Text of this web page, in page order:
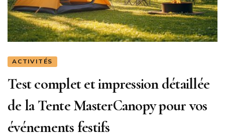
ACTIVITÉS
Test complet et impression détaillée
de la Tente MasterCanopy pour vos
événements festifs